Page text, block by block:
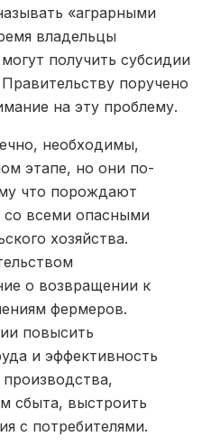
«аграрными
владельцы
получить субсидии
поручено
на эту проблему.
необходимы,
этапе, но они по-
что порождают
со всеми опасными
хозяйства.
о возвращении к
фермеров.
повысить
и эффективность
производства,
сбыта, выстроить
с потребителями.